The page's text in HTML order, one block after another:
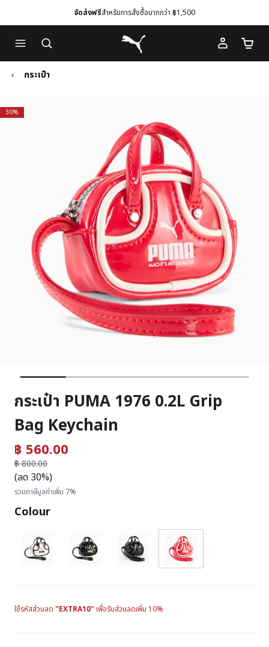
to
Main
content
to
Footer
Content
จัดส่งฟรีสำหรับการสั่งซื้อมากกว่า ฿1,500
Puma โฮม
จำนว
กระเป๋า
30%
กระเป๋า PUMA 1976 0.2L Grip
Bag Keychain
฿ 560.00
฿ 800.00
ถึง
(ลด 30%)
รวมภาษีมูลค่าเพิ่ม 7%
Colour
ใช้รหัสส่วนลด "EXTRA10" เพื่อรับส่วนลดเพิ่ม 10%